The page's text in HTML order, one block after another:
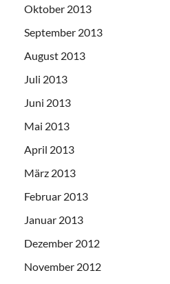
Oktober 2013
September 2013
August 2013
Juli 2013
Juni 2013
Mai 2013
April 2013
März 2013
Februar 2013
Januar 2013
Dezember 2012
November 2012